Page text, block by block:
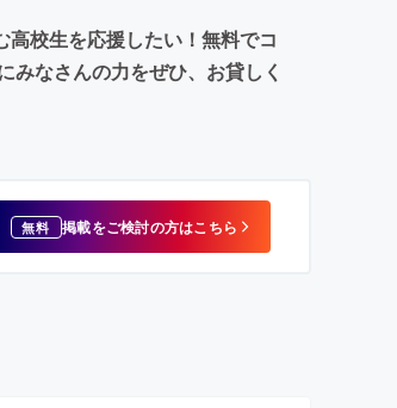
校生を応援したい！無料でコ
みなさんの力をぜひ、お貸しく
無料 掲載をご検討の方はこちら